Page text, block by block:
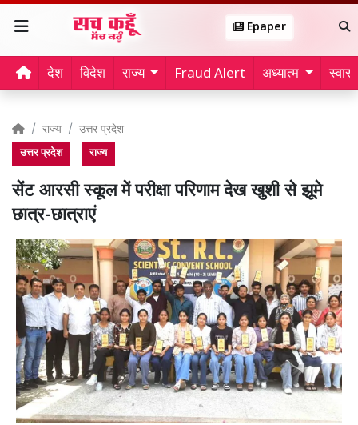
Epaper
देश विदेश राज्य Fraud Alert अध्यात्म
राज्य उत्तर प्रदेश
उत्तर प्रदेश राज्य
सेंट आरसी स्कूल में परीक्षा परिणाम देख खुशी से झूमे
छात्र-छात्राएं